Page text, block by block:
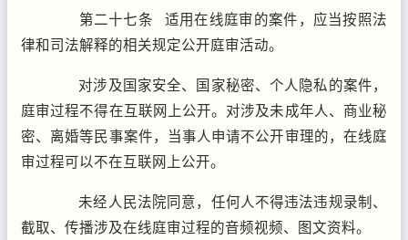
第二十七条 适用在线庭审的案件，应当按照法
律和司法解释的相关规定公开庭审活动。
对涉及国家安全、国家秘密、个人隐私的案件，
庭审过程不得在互联网上公开。对涉及未成年人、商业秘
密、离婚等民事案件，当事人申请不公开审理的，在线庭
审过程可以不在互联网上公开。
未经人民法院同意，任何人不得违法违规录制、
截取、传播涉及在线庭审过程的音频视频、图文资料。